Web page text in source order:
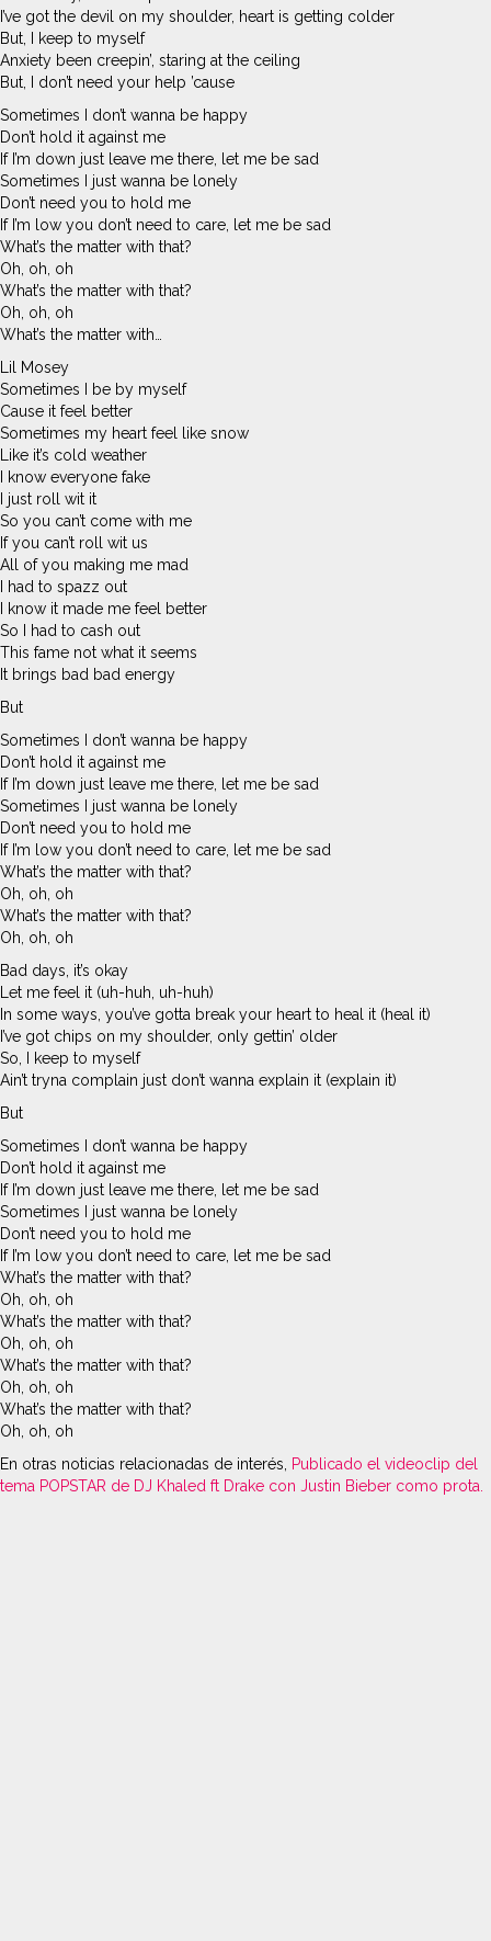
I’ve got the devil on my shoulder, heart is getting colder
But, I keep to myself
Anxiety been creepin’, staring at the ceiling
But, I don’t need your help ’cause
Sometimes I don’t wanna be happy
Don’t hold it against me
If I’m down just leave me there, let me be sad
Sometimes I just wanna be lonely
Don’t need you to hold me
If I’m low you don’t need to care, let me be sad
What’s the matter with that?
Oh, oh, oh
What’s the matter with that?
Oh, oh, oh
What’s the matter with…
Lil Mosey
Sometimes I be by myself
Cause it feel better
Sometimes my heart feel like snow
Like it’s cold weather
I know everyone fake
I just roll wit it
So you can’t come with me
If you can’t roll wit us
All of you making me mad
I had to spazz out
I know it made me feel better
So I had to cash out
This fame not what it seems
It brings bad bad energy
But
Sometimes I don’t wanna be happy
Don’t hold it against me
If I’m down just leave me there, let me be sad
Sometimes I just wanna be lonely
Don’t need you to hold me
If I’m low you don’t need to care, let me be sad
What’s the matter with that?
Oh, oh, oh
What’s the matter with that?
Oh, oh, oh
Bad days, it’s okay
Let me feel it (uh-huh, uh-huh)
In some ways, you’ve gotta break your heart to heal it (heal it)
I’ve got chips on my shoulder, only gettin’ older
So, I keep to myself
Ain’t tryna complain just don’t wanna explain it (explain it)
But
Sometimes I don’t wanna be happy
Don’t hold it against me
If I’m down just leave me there, let me be sad
Sometimes I just wanna be lonely
Don’t need you to hold me
If I’m low you don’t need to care, let me be sad
What’s the matter with that?
Oh, oh, oh
What’s the matter with that?
Oh, oh, oh
What’s the matter with that?
Oh, oh, oh
What’s the matter with that?
Oh, oh, oh
En otras noticias relacionadas de interés, Publicado el videoclip del
tema POPSTAR de DJ Khaled ft Drake con Justin Bieber como prota.